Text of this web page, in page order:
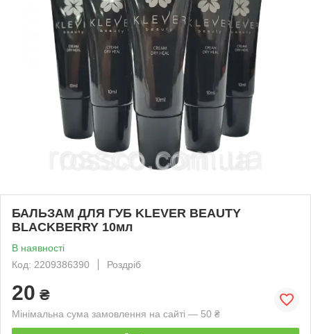
БАЛЬЗАМ ДЛЯ ГУБ KLEVER BEAUTY
BLACKBERRY 10мл
В наявності
Код: 2209386390
Роздріб
20 ₴
Мінімальна сума замовлення на сайті — 50 ₴